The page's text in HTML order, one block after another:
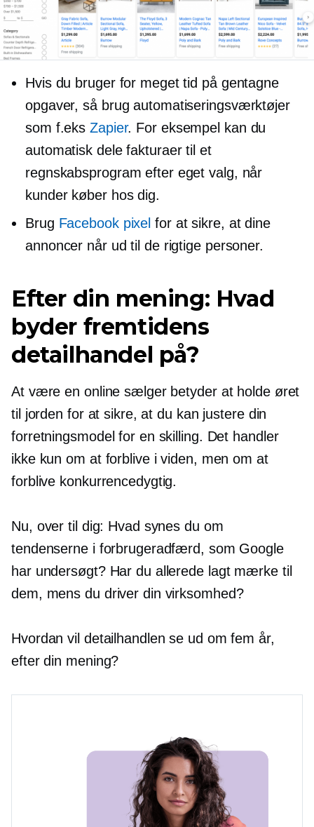
Hvis du bruger for meget tid på gentagne
opgaver, så brug automatiseringsværktøjer
som f.eksZapier. For eksempel kan du
automatisk dele fakturaer til et
regnskabsprogram efter eget valg, når
kunder køber hos dig.
Brug Facebook pixel for at sikre, at dine
annoncer når ud til de rigtige personer.
Efter din mening: Hvad
byder fremtidens
detailhandel på?
At være en online sælger betyder at holde øret
til jorden for at sikre, at du kan justere din
forretningsmodel for en skilling. Det handler
ikke kun om at forblive i viden, men om at
forblive konkurrencedygtig.
Nu, over til dig: Hvad synes du om
tendenserne i forbrugeradfærd, som Google
har undersøgt? Har du allerede lagt mærke til
dem, mens du driver din virksomhed?
Hvordan vil detailhandlen se ud om fem år,
efter din mening?